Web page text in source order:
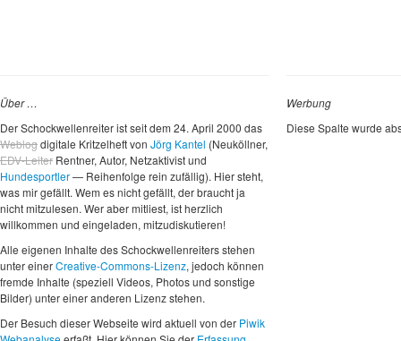
Über …
Der Schockwellenreiter ist seit dem 24. April 2000 das
Weblogdigitale Kritzelheft von Jörg Kantel (Neuköllner,
EDV-Leiter Rentner, Autor, Netzaktivist und
Hundesportler— Reihenfolge rein zufällig). Hier steht,
was mir gefällt. Wem es nicht gefällt, der braucht ja
nicht mitzulesen. Wer aber mitliest, ist herzlich
willkommen und eingeladen, mitzudiskutieren!
Alle eigenen Inhalte des Schockwellenreiters stehen
unter einerCreative-Commons-Lizenz, jedoch können
fremde Inhalte (speziell Videos, Photos und sonstige
Bilder) unter einer anderen Lizenz stehen.
Der Besuch dieser Webseite wird aktuell von der Piwik
Werbung
Diese Spalte wurde